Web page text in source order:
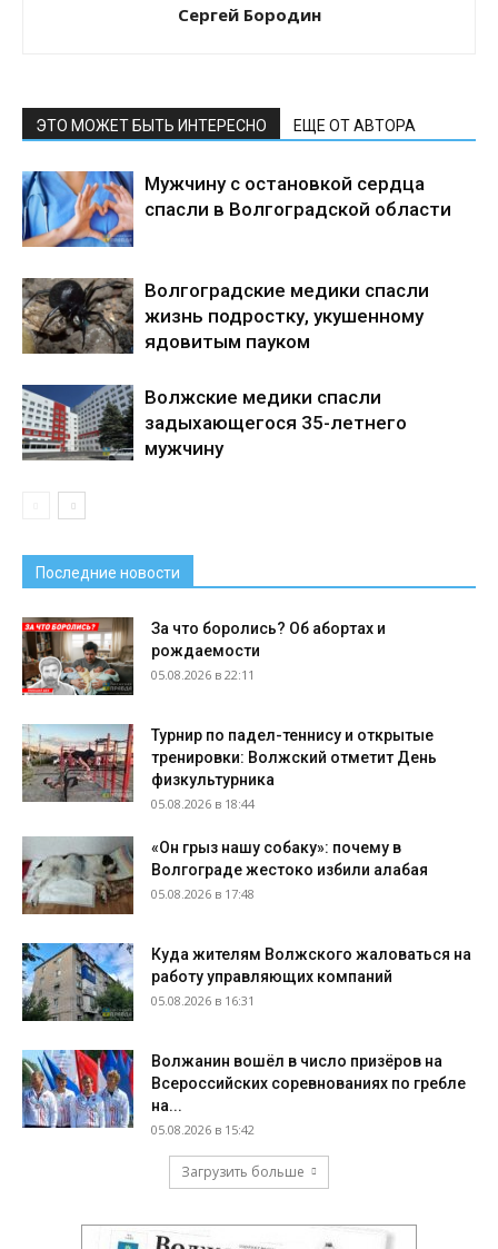
Сергей Бородин
ЭТО МОЖЕТ БЫТЬ ИНТЕРЕСНО ЕЩЕ ОТ АВТОРА
Мужчину с остановкой сердца
спасли в Волгоградской области
Волгоградские медики спасли
жизнь подростку, укушенному
ядовитым пауком
Волжские медики спасли
задыхающегося 35-летнего
мужчину
Последние новости
За что боролись? Об абортах и
рождаемости
05.08.2026 в 22:11
Турнир по падел-теннису и открытые
тренировки: Волжский отметит День
физкультурника
05.08.2026 в 18:44
«Он грыз нашу собаку»: почему в
Волгограде жестоко избили алабая
05.08.2026 в 17:48
Куда жителям Волжского жаловаться на
работу управляющих компаний
05.08.2026 в 16:31
Волжанин вошёл в число призёров на
Всероссийских соревнованиях по гребле
на...
05.08.2026 в 15:42
Загрузить больше